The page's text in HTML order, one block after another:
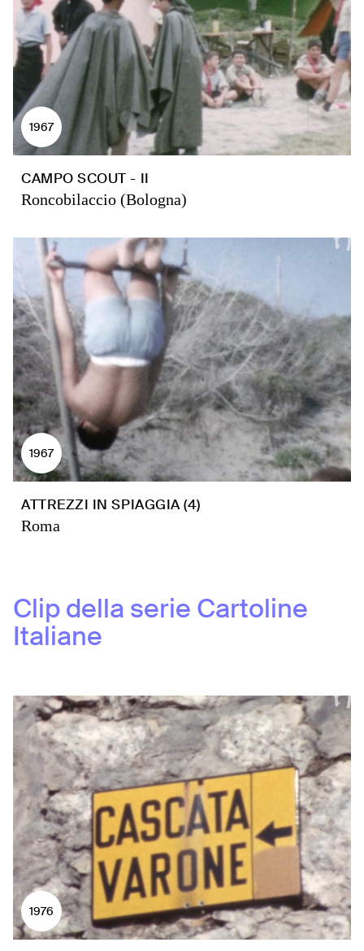
1967
CAMPO SCOUT - II
Roncobilaccio (Bologna)
1967
ATTREZZI IN SPIAGGIA (4)
Roma
Clip della serie Cartoline
Italiane
1976